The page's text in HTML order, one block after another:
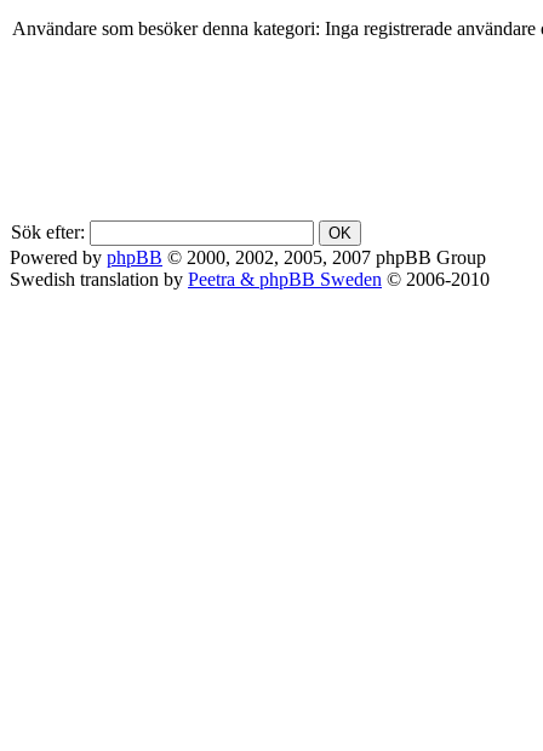
Användare som besöker denna kategori: Inga registrerade användare
Sök efter:
Powered by phpBB © 2000, 2002, 2005, 2007 phpBB Group
Swedish translation by Peetra & phpBB Sweden © 2006-2010